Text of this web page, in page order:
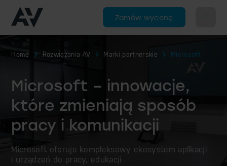
Zamów wycenę
Home Rozwiązania AV Marki partnerskie Microsoft
Microsoft – innowacje,
które zmieniają sposób
pracy i komunikacji
Microsoft oferuje kompleksowy ekosystem aplikacji
i urządzeń do pracy, edukacji